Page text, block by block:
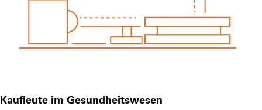
Kaufleute im Gesundheitswesen